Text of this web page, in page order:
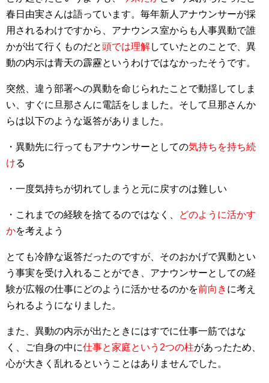
春日由実さんは語っています。毎年新人アナウンサーが採
用されるわけですから、アナウンス室からも人事異動で誰
かが出て行くものだと頭では理解していたとのことで、異
動の内示は青天の霹靂というわけではなかったそうです。
突然、違う部署への異動を命じられたことで動揺してしま
い、すぐに旦那さんに電話をしました。そして旦那さんか
らは以下のような返答がありました。
・異動先に行ってもアナウンサーとしての気持ちを持ち続
ける
・一度気持ちが切れてしまうと元に戻すのは難しい
・これまでの経験を捨てるのではなく、
どのように活かす
かを考えよう
とても冷静な返答だったのですが、そのおかげで異動とい
う事実を受け入れることができ、アナウンサーとしての経
験が広報の仕事にどのように活かせるのかを前向き に考え
られるようになりました。
また、異動の内示が出たときにはすでに仕事一筋ではな
く、ご自身の中に仕事と家庭という2つの柱があったため、
心が大きく乱れるということはありませんでした。